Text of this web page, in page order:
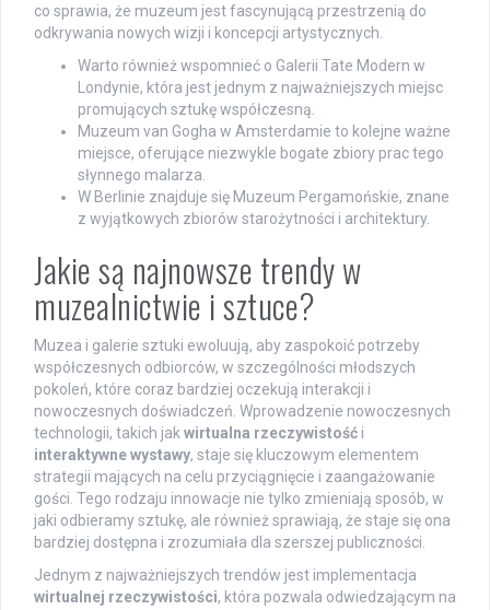
co sprawia, że muzeum jest fascynującą przestrzenią do
odkrywania nowych wizji i koncepcji artystycznych.
Warto również wspomnieć o Galerii Tate Modern w
Londynie, która jest jednym z najważniejszych miejsc
promujących sztukę współczesną.
Muzeum van Gogha w Amsterdamie to kolejne ważne
miejsce, oferujące niezwykle bogate zbiory prac tego
słynnego malarza.
W Berlinie znajduje się Muzeum Pergamońskie, znane
z wyjątkowych zbiorów starożytności i architektury.
Jakie są najnowsze trendy w
muzealnictwie i sztuce?
Muzea i galerie sztuki ewoluują, aby zaspokoić potrzeby
współczesnych odbiorców, w szczególności młodszych
pokoleń, które coraz bardziej oczekują interakcji i
nowoczesnych doświadczeń. Wprowadzenie nowoczesnych
technologii, takich jak wirtualna rzeczywistość i
interaktywne wystawy, staje się kluczowym elementem
strategii mających na celu przyciągnięcie i zaangażowanie
gości. Tego rodzaju innowacje nie tylko zmieniają sposób, w
jaki odbieramy sztukę, ale również sprawiają, że staje się ona
bardziej dostępna i zrozumiała dla szerszej publiczności.
Jednym z najważniejszych trendów jest implementacja
wirtualnej rzeczywistości, która pozwala odwiedzającym na